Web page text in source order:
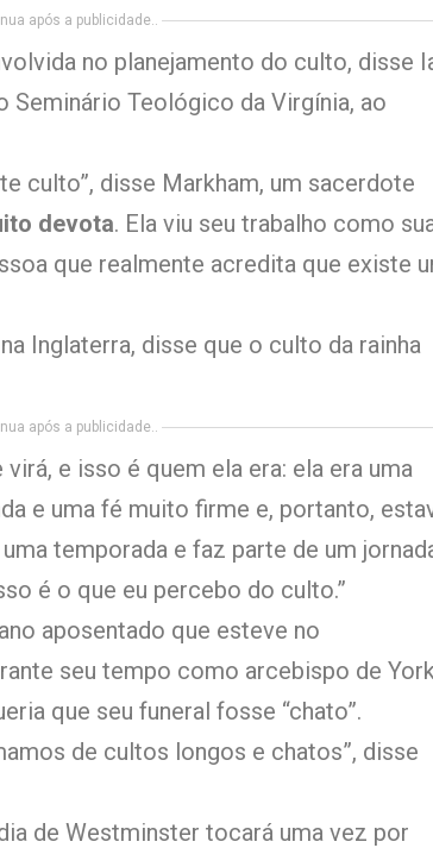
após a publicidade..
no planejamento do culto, disse
Seminário Teológico da Virgínia, ao
culto”, disse Markham, um sacerdote
devota. Ela viu seu trabalho como
que realmente acredita que existe
Inglaterra, disse que o culto da rainha
após a publicidade..
e isso é quem ela era: ela era uma
e uma fé muito firme e, portanto,
temporada e faz parte de um
é o que eu percebo do culto.”
aposentado que esteve no
seu tempo como arcebispo de
que seu funeral fosse “chato”.
de cultos longos e chatos”, disse
de Westminster tocará uma vez por